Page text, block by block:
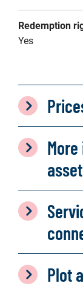
Redemption
Yes
asset
Plot